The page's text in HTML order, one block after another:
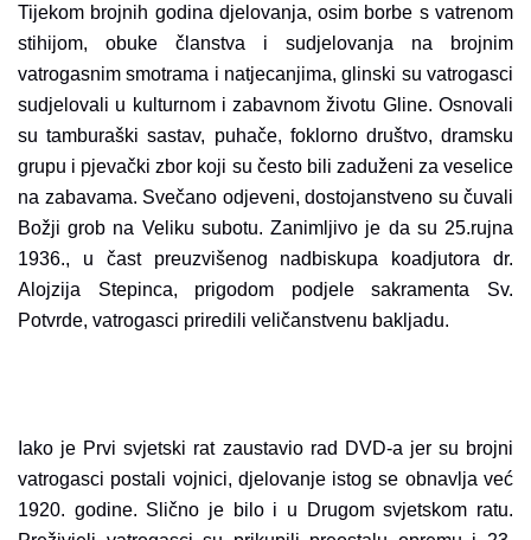
Tijekom brojnih godina djelovanja, osim borbe s vatrenom
stihijom, obuke članstva i sudjelovanja na brojnim
vatrogasnim smotrama i natjecanjima, glinski su vatrogasci
sudjelovali u kulturnom i zabavnom životu Gline. Osnovali
su tamburaški sastav, puhače, foklorno društvo, dramsku
grupu i pjevački zbor koji su često bili zaduženi za veselice
na zabavama. Svečano odjeveni, dostojanstveno su čuvali
Božji grob na Veliku subotu. Zanimljivo je da su 25.rujna
1936., u čast preuzvišenog nadbiskupa koadjutora dr.
Alojzija Stepinca, prigodom podjele sakramenta Sv.
Potvrde, vatrogasci priredili veličanstvenu bakljadu.
Iako je Prvi svjetski rat zaustavio rad DVD-a jer su brojni
vatrogasci postali vojnici, djelovanje istog se obnavlja već
1920. godine. Slično je bilo i u Drugom svjetskom ratu.